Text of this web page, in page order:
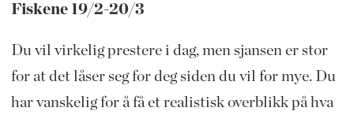
Fiskene 19/2-20/3
Du vil virkelig prestere i dag, men sjansen er stor
for at det låser seg for deg siden du vil for mye. Du
har vanskelig for å få et realistisk overblikk på hva